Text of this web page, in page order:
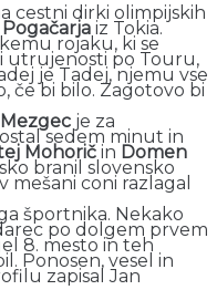
cestni dirki olimpijskih
iz Tokia.
rojaku, ki se
utrujenosti po Touru,
je Tadej, njemu vse
če bi bilo. Zagotovo bi
je za
sedem minut in
Mohorič in Domen
branil slovensko
mešani coni razlagal
športnika. Nekako
po dolgem prvem
8. mesto in teh
Ponosen, vesel in
zapisal Jan